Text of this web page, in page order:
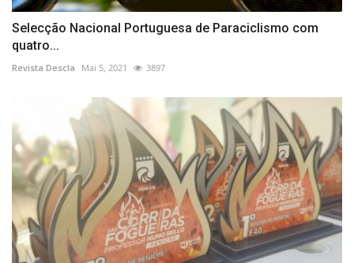
Selecção Nacional Portuguesa de Paraciclismo com
quatro...
Revista Descla Mai 5, 2021 3897